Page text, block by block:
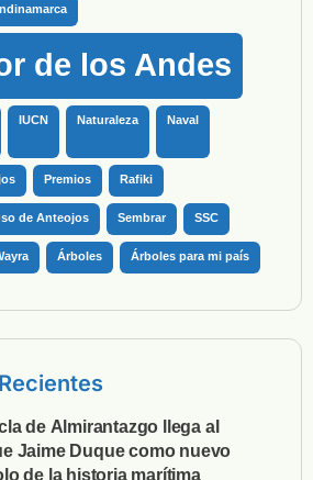
de los Andes
IUCN Naturaleza Naval
Premios Rafiki
de Anteojos Sembrar SSC
Árboles Árboles para mi país
de Almirantazgo llega al
Jaime Duque como nuevo
de la historia marítima